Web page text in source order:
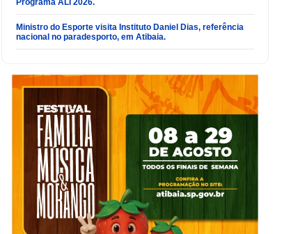
Programa ALI 2026.
Ministro do Esporte visita Instituto Daniel Dias, referência
nacional no paradesporto, em Atibaia.